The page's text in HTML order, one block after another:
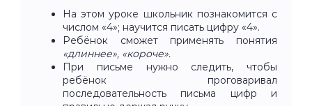
На этом уроке школьник познакомится с
числом «4»; научится писать цифру «4».
Ребёнок сможет применять понятия
«длиннее», «короче».
При письме нужно следить, чтобы
ребёнок проговаривал
последовательность письма цифр и